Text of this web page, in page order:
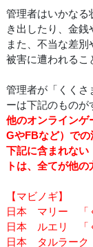
管理者はいかなる
き出したり、金銭
また、不当な差別
被害に遭われるこ
管理者が「くくさ
ーは下記のものが
他のオンライン
GやFBなど）での
下記に含まれない
トは、全てが他の
【マビノギ】
日本 マリー 「
日本 ルエリ 「
日本 タルラーク